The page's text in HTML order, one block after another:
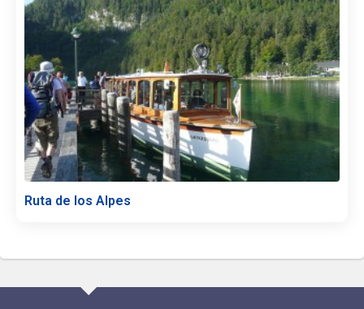
Ruta de los Alpes